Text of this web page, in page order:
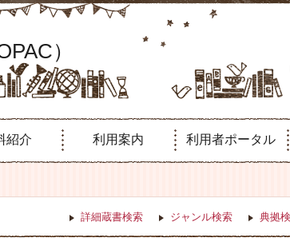
）
紹介 利用案内 利用者ポータル
詳細蔵書検索 ジャンル検索 典拠